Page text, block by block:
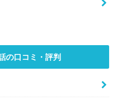
の口コミ・評判